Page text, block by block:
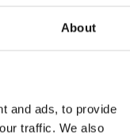
About
and ads, to provide
traffic. We also